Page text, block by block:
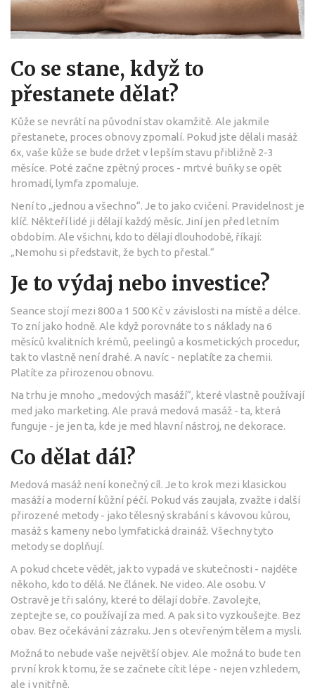
Co se stane, když to
přestanete dělat?
Kůže se nevrátí na původní stav okamžitě. Ale jakmile
přestanete, proces obnovy zpomalí. Pokud jste dělali masáž
6x, vaše kůže se bude držet v lepším stavu přibližně 2-3
měsíce. Poté začne zpětný proces - mrtvé buňky se opět
hromadí, lymfa zpomaluje.
Není to „jednou a všechno“. Je to jako cvičení. Pravidelnost je
klíč. Někteří lidé ji dělají každý měsíc. Jiní jen před letním
obdobím. Ale všichni, kdo to dělají dlouhodobě, říkají:
„Nemohu si představit, že bych to přestal.“
Je to výdaj nebo investice?
Seance stojí mezi 800 a 1 500 Kč v závislosti na místě a délce.
To zní jako hodně. Ale když porovnáte to s náklady na 6
měsíců kvalitních krémů, peelingů a kosmetických procedur,
tak to vlastně není drahé. A navíc - neplatíte za chemii.
Platíte za přirozenou obnovu.
Na trhu je mnoho „medových masáží“, které vlastně používají
med jako marketing. Ale pravá medová masáž - ta, která
funguje - je jen ta, kde je med hlavní nástroj, ne dekorace.
Co dělat dál?
Medová masáž není konečný cíl. Je to krok mezi klasickou
masáží a moderní kůžní péčí. Pokud vás zaujala, zvažte i další
přirozené metody - jako tělesný skrabání s kávovou kůrou,
masáž s kameny nebo lymfatická draináž. Všechny tyto
metody se doplňují.
A pokud chcete vědět, jak to vypadá ve skutečnosti - najděte
někoho, kdo to dělá. Ne článek. Ne video. Ale osobu. V
Ostravě je tři salóny, které to dělají dobře. Zavolejte,
zeptejte se, co používají za med. A pak si to vyzkoušejte. Bez
obav. Bez očekávání zázraku. Jen s otevřeným tělem a mysli.
Možná to nebude vaše největší objev. Ale možná to bude ten
první krok k tomu, že se začnete cítit lépe - nejen vzhledem,
ale i vnitřně.